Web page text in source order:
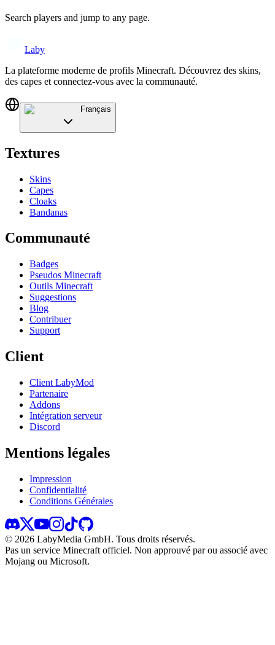
Search players and jump to any page.
Laby
La plateforme moderne de profils Minecraft. Découvrez des skins,
des capes et connectez-vous avec la communauté.
Français
Textures
Skins
Capes
Cloaks
Bandanas
Communauté
Badges
Pseudos Minecraft
Outils Minecraft
Suggestions
Blog
Contribuer
Support
Client
Client LabyMod
Partenaire
Addons
Intégration serveur
Discord
Mentions légales
Impression
Confidentialité
Conditions Générales
© 2026 LabyMedia GmbH. Tous droits réservés.
Pas un service Minecraft officiel. Non approuvé par ou associé avec
Mojang ou Microsoft.